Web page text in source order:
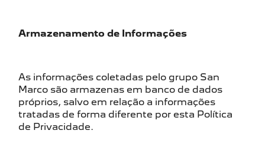
Armazenamento de Informações
As informações coletadas pelo grupo San
Marco são armazenas em banco de dados
próprios, salvo em relação a informações
tratadas de forma diferente por esta Política
de Privacidade.